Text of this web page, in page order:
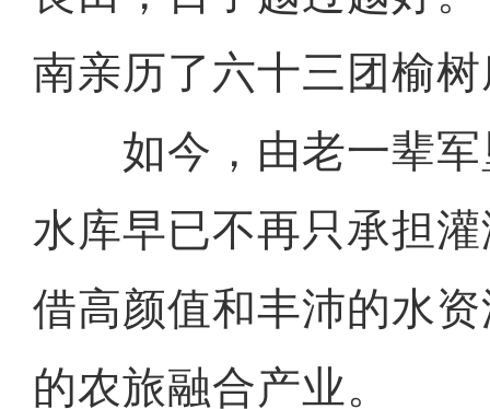
南亲历了六十三团榆
如今，由老一辈军
水库早已不再只承担
借高颜值和丰沛的水
的农旅融合产业。